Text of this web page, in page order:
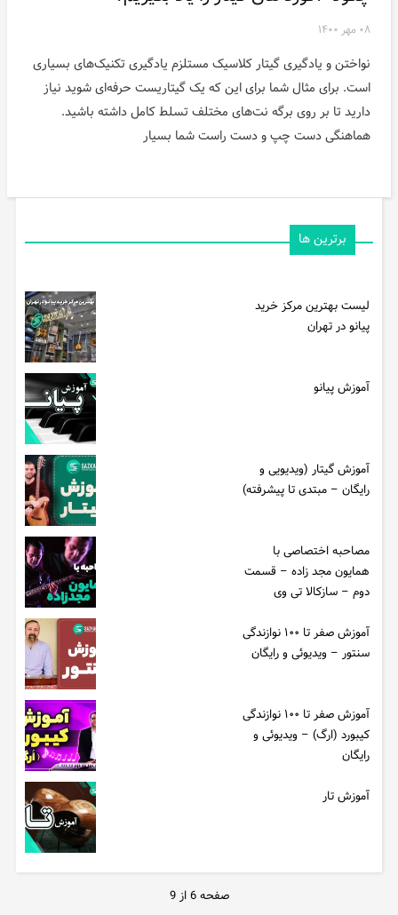
۰۸ مهر ۱۴۰۰
نواختن و یادگیری گیتار کلاسیک مستلزم یادگیری تکنیک‌های بسیاری
است. برای مثال شما برای این که یک گیتاریست حرفه‌ای شوید نیاز
دارید تا بر روی برگه نت‌های مختلف تسلط کامل داشته باشید.
هماهنگی دست چپ و دست راست شما بسیار
برترین ها
لیست بهترین مرکز خرید
پیانو در تهران
آموزش پیانو
آموزش گیتار (ویدیویی و
رایگان – مبتدی تا پیشرفته)
مصاحبه اختصاصی با
همایون مجد زاده – قسمت
دوم – سازکالا تی وی
آموزش صفر تا ۱۰۰ نوازندگی
سنتور – ویدیوئی و رایگان
آموزش صفر تا ۱۰۰ نوازندگی
کیبورد (ارگ) – ویدیوئی و
رایگان
آموزش تار
صفحه 6 از 9